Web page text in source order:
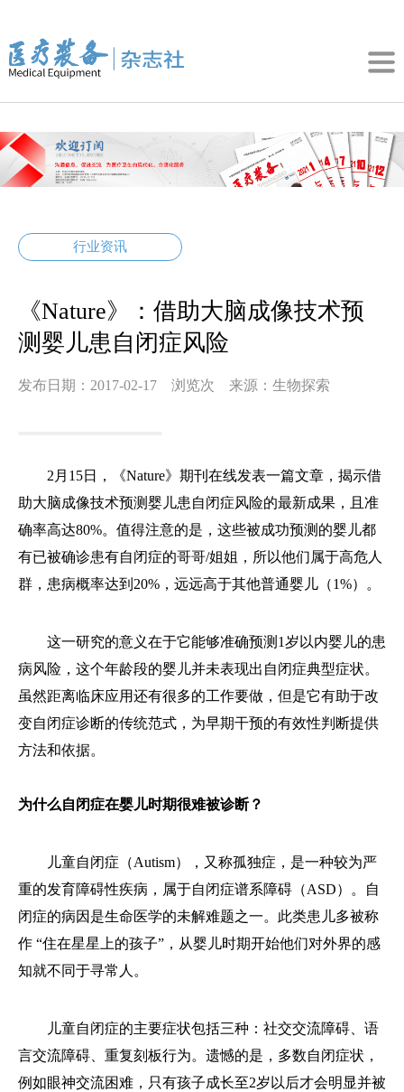
行业资讯
《Nature》：借助大脑成像技术预
测婴儿患自闭症风险
发布日期：2017-02-17 浏览次 来源：生物探索
2月15日，《Nature》期刊在线发表一篇文章，揭示借
助大脑成像技术预测婴儿患自闭症风险的最新成果，且准
确率高达80%。值得注意的是，这些被成功预测的婴儿都
有已被确诊患有自闭症的哥哥/姐姐，所以他们属于高危人
群，患病概率达到20%，远远高于其他普通婴儿（1%）。
这一研究的意义在于它能够准确预测1岁以内婴儿的患
病风险，这个年龄段的婴儿并未表现出自闭症典型症状。
虽然距离临床应用还有很多的工作要做，但是它有助于改
变自闭症诊断的传统范式，为早期干预的有效性判断提供
方法和依据。
为什么自闭症在婴儿时期很难被诊断？
儿童自闭症（Autism），又称孤独症，是一种较为严
重的发育障碍性疾病，属于自闭症谱系障碍（ASD）。自
闭症的病因是生命医学的未解难题之一。此类患儿多被称
作 “住在星星上的孩子”，从婴儿时期开始他们对外界的感
知就不同于寻常人。
儿童自闭症的主要症状包括三种：社交交流障碍、语
言交流障碍、重复刻板行为。遗憾的是，多数自闭症状，
例如眼神交流困难，只有孩子成长至2岁以后才会明显并被